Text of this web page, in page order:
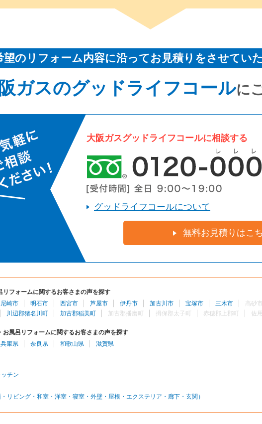
望のリフォーム内容に沿ってお見積りをさせてい
ガスのグッドライフコールに
大阪ガスグッドライフコールに相談する
グッドライフコールについて
無料お見積りはこ
リフォームに関するお客さまの声を探す
尼崎市 明石市 西宮市 芦屋市 伊丹市 加古川市 宝塚市 三木市
高砂
川辺郡猪名川町 加古郡稲美町 加古郡播磨町 揖保郡太子町 赤穂郡上郡町 佐
お風呂リフォームに関するお客さまの声を探す
兵庫県 奈良県 和歌山県 滋賀県
チン
リビング・和室・洋室・寝室・外壁・屋根・エクステリア・廊下・玄関）